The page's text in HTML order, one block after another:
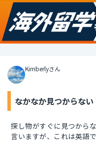
Kimberlyさん
なかなか見つからな
探し物がすぐに見つから
言いますが、これは英語